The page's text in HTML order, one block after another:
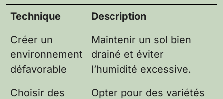
Technique
Description
Créer un
environnement
défavorable
Maintenir un sol bien
drainé et éviter
l’humidité excessive.
Choisir des
Opter pour des variétés